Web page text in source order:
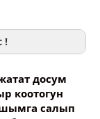
!
досум
коотогун
салып